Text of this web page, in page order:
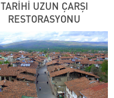
TARİHİ UZUN ÇARŞI
RESTORASYONU